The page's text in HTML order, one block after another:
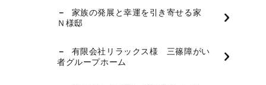
家族の発展と幸運を引き寄せる家
Ｎ様邸
有限会社リラックス様 三篠障がい
者グループホーム